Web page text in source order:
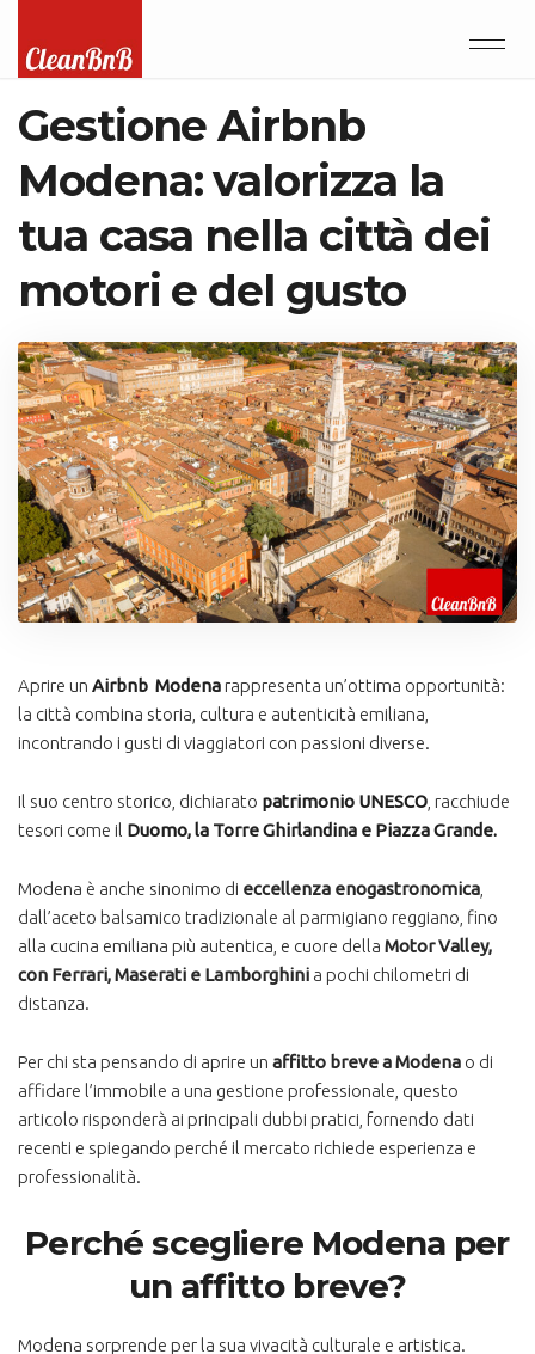
Gestione Airbnb
Modena: valorizza la
tua casa nella città dei
motori e del gusto
Aprire un Airbnb Modenarappresenta un’ottima opportunità:
la città combina storia, cultura e autenticità emiliana,
incontrando i gusti di viaggiatori con passioni diverse.
Il suo centro storico, dichiarato patrimonio UNESCO , racchiude
tesori come il Duomo, la Torre Ghirlandina e Piazza Grande.
Modena è anche sinonimo di eccellenza enogastronomica
dall’aceto balsamico tradizionale al parmigiano reggiano, fino
alla cucina emiliana più autentica, e cuore della Motor Valley,
con Ferrari, Maserati e Lamborghini a pochi chilometri di
distanza.
Per chi sta pensando di aprire un affitto breve a Modena o di
affidare l’immobile a una gestione professionale, questo
articolo risponderà ai principali dubbi pratici, fornendo dati
recenti e spiegando perché il mercato richiede esperienza e
professionalità.
Perché scegliere Modena per
un affitto breve?
Modena sorprende per la sua vivacità culturale e artistica.